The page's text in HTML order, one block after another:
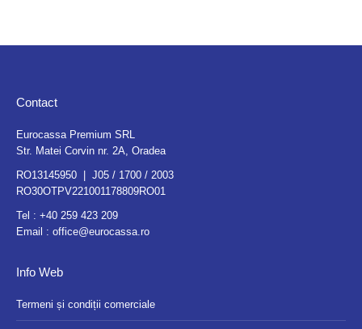
Contact
Eurocassa Premium SRL
Str. Matei Corvin nr. 2A, Oradea
RO13145950 | J05 / 1700 / 2003
RO30OTPV221001178809RO01
Tel : +40 259 423 209
Email : office@eurocassa.ro
Info Web
Termeni și condiții comerciale